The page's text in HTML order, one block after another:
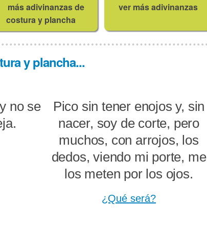
más adivinanzas de
costura y plancha
ver más adivinanzas
y plancha...
no se
Pico sin tener enojos y, sin
nacer, soy de corte, pero
muchos, con arrojos, los
dedos, viendo mi porte, me
los meten por los ojos.
¿Qué será?